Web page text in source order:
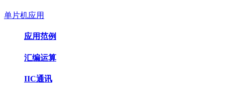
单片机应用
应用范例
汇编运算
IIC通讯